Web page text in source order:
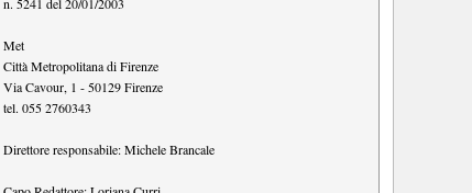
Met
Città Metropolitana di Firenze
Via Cavour, 1 - 50129 Firenze
tel. 055 2760343
Direttore responsabile:Michele Brancale